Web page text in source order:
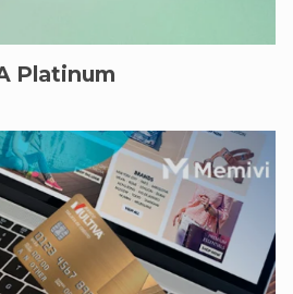
Platinum